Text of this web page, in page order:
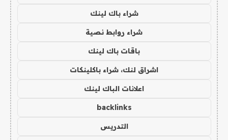
شراء باك لينك
شراء روابط نصية
باقات باك لينك
اشراق لنك، شراء باكلينكات
اعلانات الباك لينك
backlinks
التدريس